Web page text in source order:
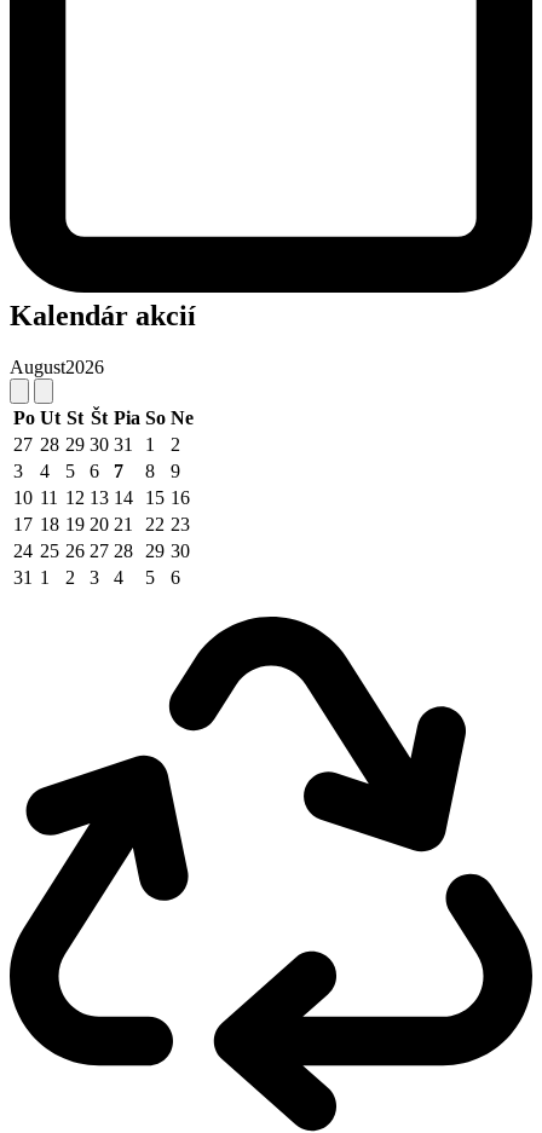
Kalendár akcií
August2026
Po Ut St Št Pia So Ne
27 28 29 30 31 1
2
3
4 5 6 7 8
9
10 11 12 13 14 15 16
17 18 19 20 21 22 23
24 25 26 27 28 29 30
31 1 2 3 4 5 6